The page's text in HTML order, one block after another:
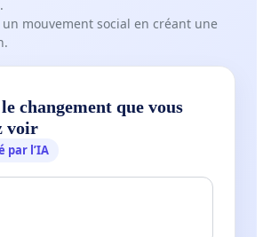
un mouvement social en créant une
changement que vous
voir
par l’IA